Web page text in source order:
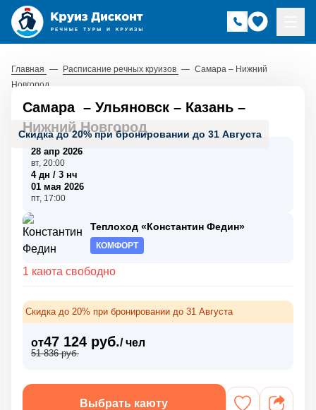
Главная — Расписание речных круизов — Самара – Нижний
Новгород
Скидка до 20% при бронировании до 31 Августа
Самара – Ульяновск – Казань –
Нижний Новгород
28 апр 2026
вт, 20:00
4 дн / 3 нч
01 мая 2026
пт, 17:00
Теплоход «Константин Федин»
КОМФОРТ
1 каюта свободно
Скидка до 20% при бронировании до 31 Августа
от47 124 руб./ чел
51 836 руб.
Выбрать каюту